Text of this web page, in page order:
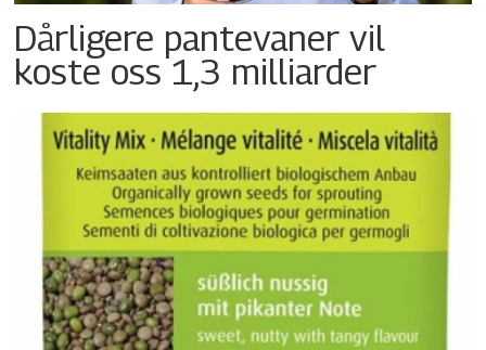
Dårligere pantevaner vil
koste oss 1,3 milliarder